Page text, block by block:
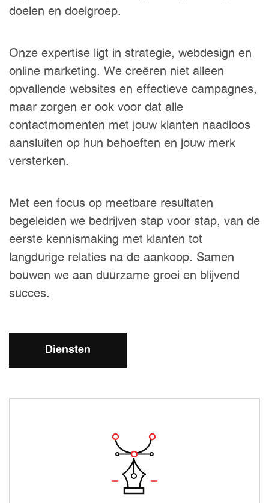
doelen en doelgroep.
Onze expertise ligt in strategie, webdesign en
online marketing. We creëren niet alleen
opvallende websites en effectieve campagnes,
maar zorgen er ook voor dat alle
contactmomenten met jouw klanten naadloos
aansluiten op hun behoeften en jouw merk
versterken.
Met een focus op meetbare resultaten
begeleiden we bedrijven stap voor stap, van de
eerste kennismaking met klanten tot
langdurige relaties na de aankoop. Samen
bouwen we aan duurzame groei en blijvend
succes.
Diensten